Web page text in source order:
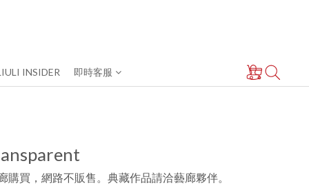
INSIDER 即時客服
購買，網路不販售。典藏作品請洽藝廊夥伴。